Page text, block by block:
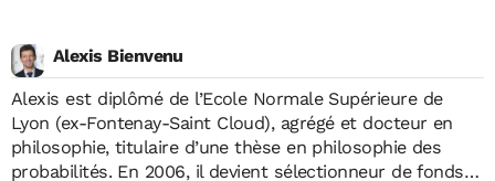
Alexis Bienvenu
Alexis est diplômé de l’Ecole Normale Supérieure de
Lyon (ex-Fontenay-Saint Cloud), agrégé et docteur en
philosophie, titulaire d’une thèse en philosophie des
probabilités. En 2006, il devient sélectionneur de fonds